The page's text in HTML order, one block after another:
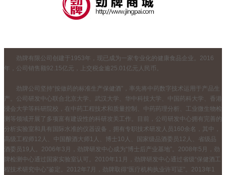
劲牌有限公司创建于1953年，现已成为一家专业化的健康食品企业。2016
年，公司销售额92.15亿元，上交税金逾25.01亿元人民币。
劲牌公司坚持“按做药的标准生产保健酒”，率先将中药数字技术运用于产品生
产。公司研发中心联合北京大学、武汉大学、华中科技大学、中国药科大学、香港
浸会大学等科研院校，在中药工程技术和质量控制、中药药理分析、工业微生物检
测等领域开展了多项富有建设性的科研攻关工作。目前，公司研发中心拥有完善的
分析实验室和具有国际水准的仪器设备，拥有专职技术研发人员160余名，其中，
高级工程师12人、中国酿酒大师1人、博士10人、国家级品酒委员12人、省级品
酒委员19人。2006年3月，劲牌研发中心成为“博士后产业基地”。2008年5月，劲
牌检测中心通过国家实验室认可。2010年11月，劲牌研发中心通过省级“保健酒工
程技术研究中心”鉴定。2012年7月，劲牌取得“医疗机构执业许可证”。2013年1